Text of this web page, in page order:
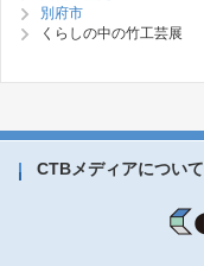
別府市
くらしの中の竹工芸展
CTBメディアについて